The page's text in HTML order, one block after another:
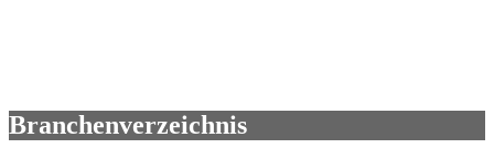
Branchenverzeichnis